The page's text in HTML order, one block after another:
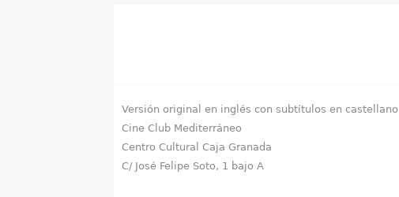
c
u
e
Versión original en inglés con subtítulos en castellano
Cine Club Mediterráneo
Centro Cultural Caja Granada
C/ José Felipe Soto, 1 bajo A